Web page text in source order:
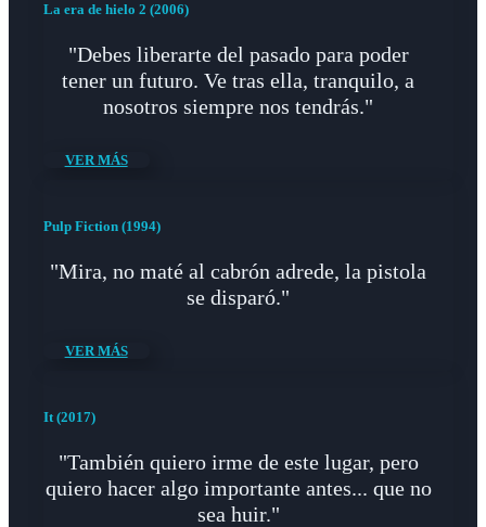
La era de hielo 2 (2006)
"Debes liberarte del pasado para poder
tener un futuro. Ve tras ella, tranquilo, a
nosotros siempre nos tendrás."
VER MÁS
Pulp Fiction (1994)
"Mira, no maté al cabrón adrede, la pistola
se disparó."
VER MÁS
It (2017)
"También quiero irme de este lugar, pero
quiero hacer algo importante antes... que no
sea huir."